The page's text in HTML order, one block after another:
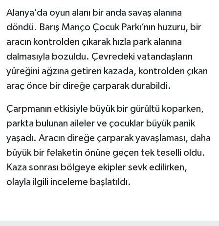
Alanya’da oyun alanı bir anda savaş alanına
döndü. Barış Manço Çocuk Parkı’nın huzuru, bir
aracın kontrolden çıkarak hızla park alanına
dalmasıyla bozuldu. Çevredeki vatandaşların
yüreğini ağzına getiren kazada, kontrolden çıkan
araç önce bir direğe çarparak durabildi.
Çarpmanın etkisiyle büyük bir gürültü koparken,
parkta bulunan aileler ve çocuklar büyük panik
yaşadı. Aracın direğe çarparak yavaşlaması, daha
büyük bir felaketin önüne geçen tek teselli oldu.
Kaza sonrası bölgeye ekipler sevk edilirken,
olayla ilgili inceleme başlatıldı.